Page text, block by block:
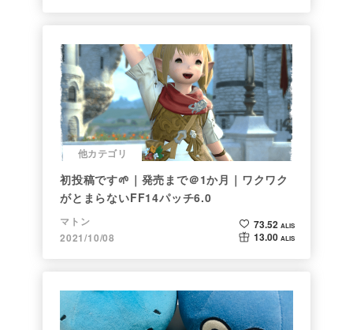
他カテゴリ
初投稿です🌱｜発売まで＠1か月｜ワクワク
がとまらないFF14パッチ6.0
マトン
2021/10/08
73.52 ALIS
13.00 ALIS